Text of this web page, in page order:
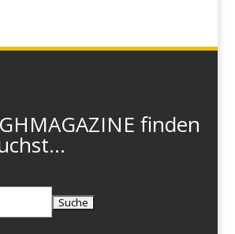
finden